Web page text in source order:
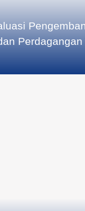
Perdagangan